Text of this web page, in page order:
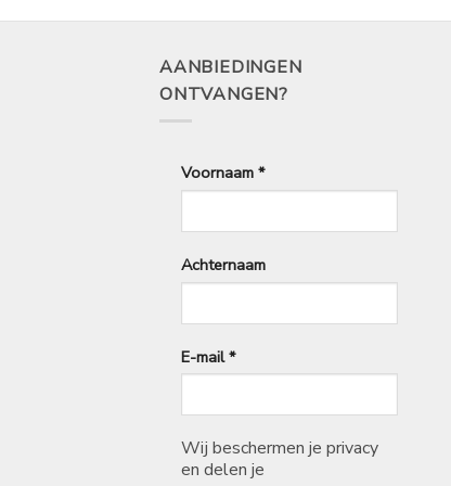
AANBIEDINGEN
ONTVANGEN?
Voornaam *
Achternaam
E-mail*
Wij beschermen je privacy
en delen je